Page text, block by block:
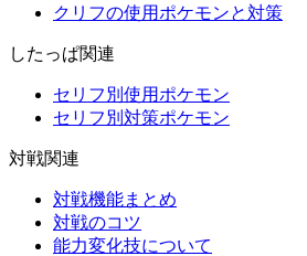
クリフの使用ポケモンと対策
したっぱ関連
セリフ別使用ポケモン
セリフ別対策ポケモン
対戦関連
対戦機能まとめ
対戦のコツ
能力変化技について